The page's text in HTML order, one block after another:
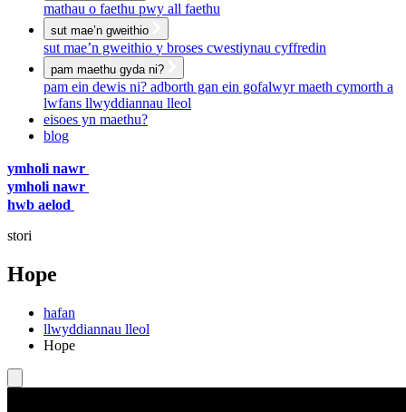
mathau o faethu pwy all faethu
sut mae’n gweithio
sut mae’n gweithio y broses cwestiynau cyffredin
pam maethu gyda ni?
pam ein dewis ni? adborth gan ein gofalwyr maeth cymorth a
lwfans llwyddiannau lleol
eisoes yn maethu?
blog
ymholi nawr
ymholi nawr
hwb aelod
stori
Hope
hafan
llwyddiannau lleol
Hope